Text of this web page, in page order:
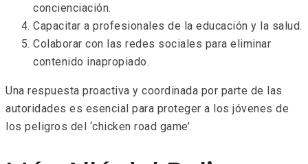
concienciación.
Capacitar a profesionales de la educación y la salud.
Colaborar con las redes sociales para eliminar
contenido inapropiado.
Una respuesta proactiva y coordinada por parte de las
autoridades es esencial para proteger a los jóvenes de
los peligros del ‘chicken road game’.